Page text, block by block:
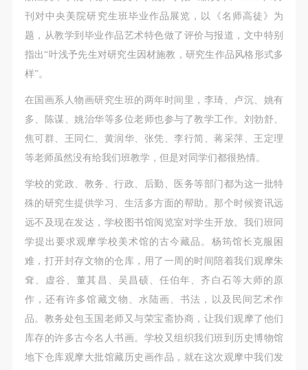
刊对中央美院研究生班毕业作品展览，以《名师高徒》为
题，从教学到毕业作品艺术特色做了评价与报道，文中特别
指出“叶浅予先生对研究生因材施教，研究生作品风格形式多
样”。
在国画系人物画研究生班的两年时间里，李琦、卢沉、姚有
多、陈谋、姚治华等多位老师也参与了教学工作。刘勃舒、
焦可群、王同仁、黄润华、张凭、李行简、蒋采萍、王定理
等老师虽然没有给我们班教学，但是对同学们都很热情。
学校的党政、教务、行政、后勤、医务等部门都为这一批特
殊的研究生提供学习、生活多方面的帮助。那个时候资讯远
远不及现在发达，学校图书馆阅览室对学生开放。我们班同
学提出要求观摩学校美术馆的古今藏品。杨筠馆长克服困
难，打开封存文物的仓库，用了一周的时间陪着我们观摩朱
耷、虚谷、董其昌、吴昌硕、任伯年、齐白石等大师的原
作，还有许多馆藏文物、水陆画、书法，以及民间艺术作
品。教务处包玉国老师又与荣宝斋协商，让我们观摩了他们
库存的许多古今名人书画。学校又组织我们班到历史博物馆
地下仓库观摩大批馆藏历史画作品，就在这次观摩中我们发